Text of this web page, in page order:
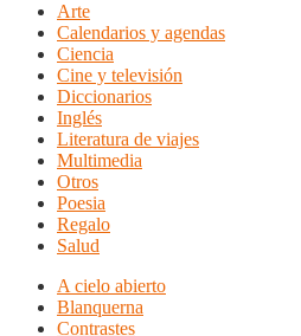
Arte
Calendarios y agendas
Ciencia
Cine y televisión
Diccionarios
Inglés
Literatura de viajes
Multimedia
Otros
Poesia
Regalo
Salud
A cielo abierto
Blanquerna
Contrastes